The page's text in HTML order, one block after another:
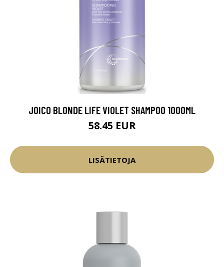
JOICO BLONDE LIFE VIOLET SHAMPOO 1000ML
58.45 EUR
LISÄTIETOJA